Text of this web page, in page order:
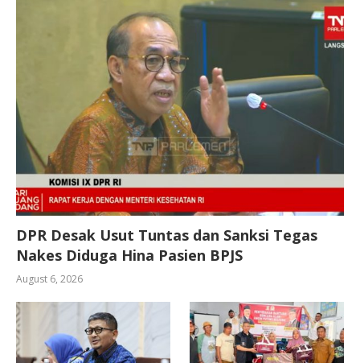
DPR Desak Usut Tuntas dan Sanksi Tegas
Nakes Diduga Hina Pasien BPJS
August 6, 2026